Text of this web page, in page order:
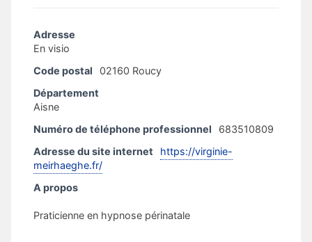
Adresse
En visio
Code postal
02160 Roucy
Département
Aisne
Numéro de téléphone professionnel
683510809
Adresse du site internet
https://virginie-
meirhaeghe.fr/
A propos
Praticienne en hypnose périnatale